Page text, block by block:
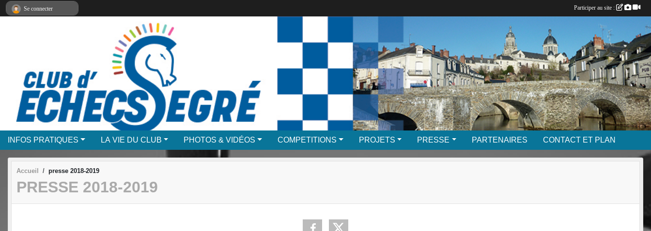
INFOS PRATIQUES LA VIE DU CLUB PHOTOS & VIDÉOS COMPETITIONS PROJETS PRESSE PARTENAIRES CONTACT ET PLAN
Accueil presse 2018-2019
PRESSE 2018-2019
Se connecter Participer au site :
Panneau de gestion des cookies